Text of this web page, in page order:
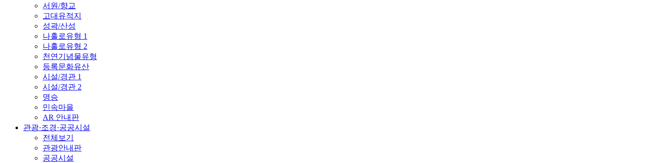
서원/향교
고대유적지
성곽/산성
나홀로유형 1
나홀로유형 2
천연기념물유형
등록문화유산
시설/경관 1
시설/경관 2
명승
민속마을
AR 안내판
관광·조경·공공시설
전체보기
관광안내판
공공시설